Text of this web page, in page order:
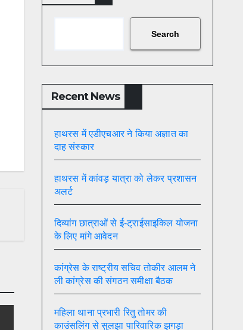
Search
Recent News
हाथरस में एडीएचआर ने किया अज्ञात का
दाह संस्कार
हाथरस में कांवड़ यात्रा को लेकर प्रशासन
अलर्ट
दिव्यांग छात्राओं से ई-ट्राईसाइकिल योजना
के लिए मांगे आवेदन
कांग्रेस के राष्ट्रीय सचिव तोकीर आलम ने
ली कांग्रेस की संगठन समीक्षा बैठक
महिला थाना प्रभारी रितु तोमर की
काउंसलिंग से सुलझा पारिवारिक झगड़ा